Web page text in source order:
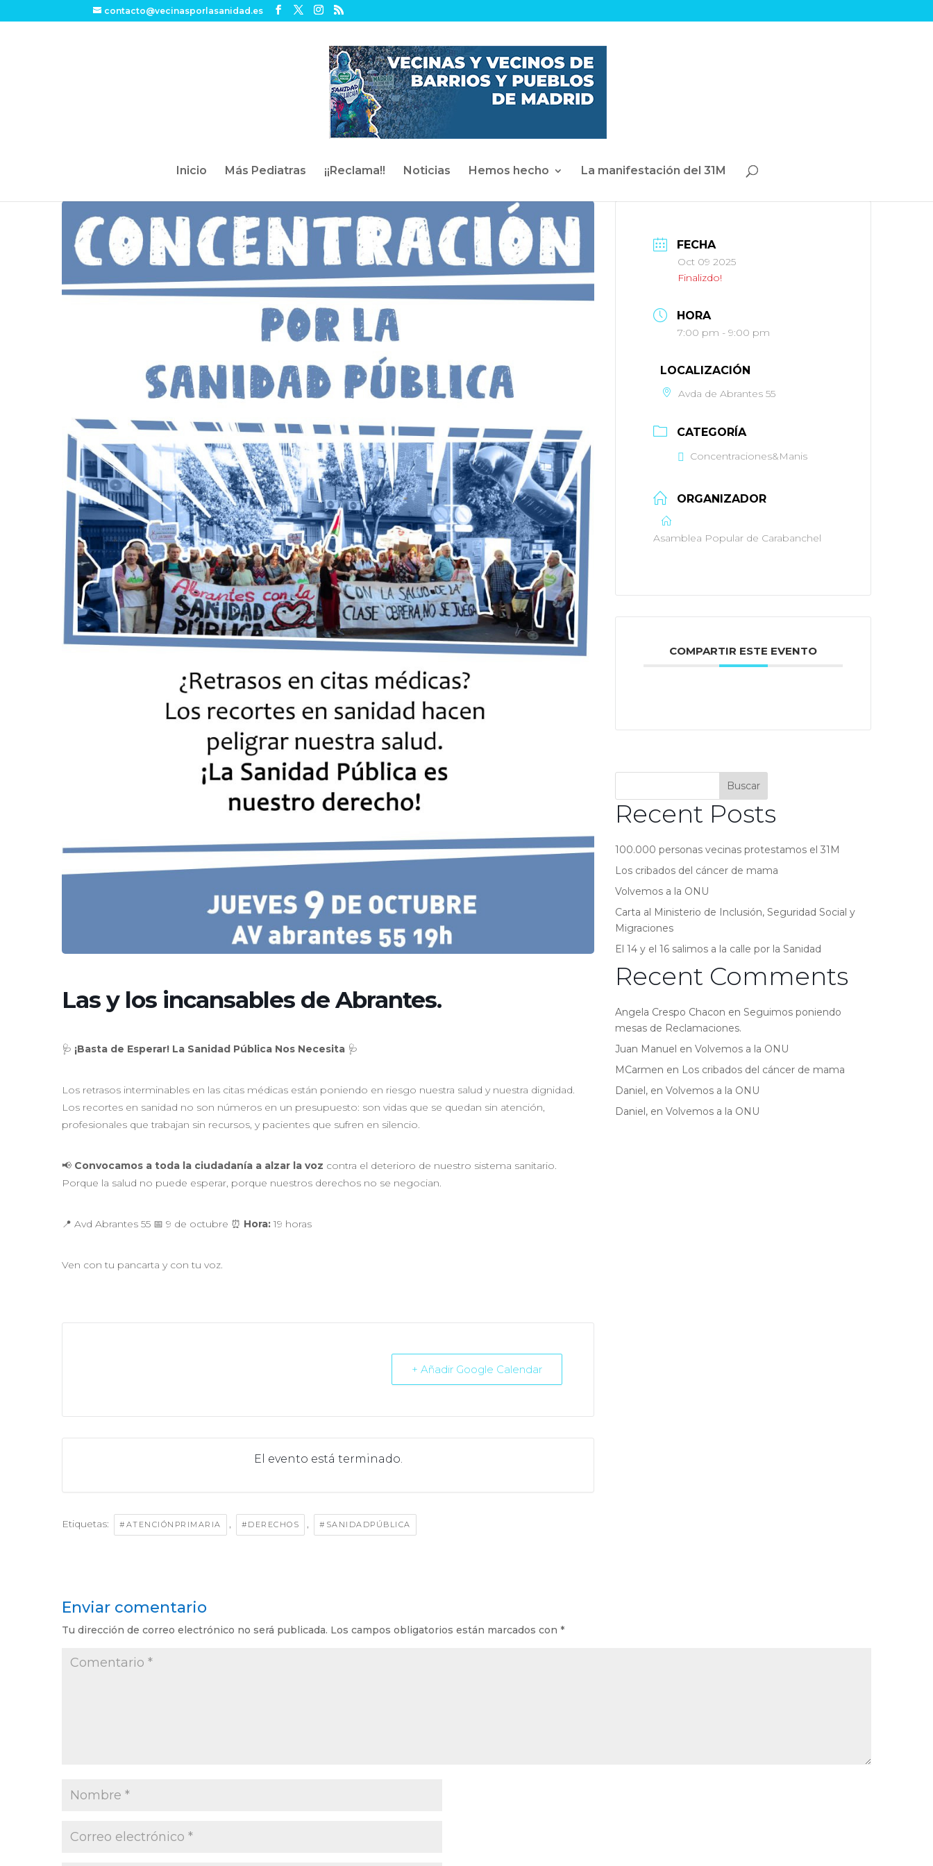
contacto@vecinasporlasanidad.es
Inicio Más Pediatras ¡¡Reclama!! Noticias Hemos hecho La manifestación del 31M
Las y los incansables de Abrantes.
🩺 ¡Basta de Esperar! La Sanidad Pública Nos Necesita 🩺
Los retrasos interminables en las citas médicas están poniendo en riesgo nuestra salud y nuestra dignidad.
Los recortes en sanidad no son números en un presupuesto: son vidas que se quedan sin atención,
profesionales que trabajan sin recursos, y pacientes que sufren en silencio.
📢 Convocamos a toda la ciudadanía a alzar la voz contra el deterioro de nuestro sistema sanitario.
Porque la salud no puede esperar, porque nuestros derechos no se negocian.
📍 Avd Abrantes 55 📅 9 de octubre ⏰ Hora:19 horas
Ven con tu pancarta y con tu voz.
+ Añadir Google Calendar
El evento está terminado.
Etiquetas: #ATENCIÓNPRIMARIA , #DERECHOS , #SANIDADPÚBLICA
FECHA
Oct 09 2025
Finalizdo!
HORA
7:00 pm - 9:00 pm
LOCALIZACIÓN
Avda de Abrantes 55
CATEGORÍA
Concentraciones&Manis
ORGANIZADOR
Asamblea Popular de Carabanchel
COMPARTIR ESTE EVENTO
Buscar
Recent Posts
100.000 personas vecinas protestamos el 31M
Los cribados del cáncer de mama
Volvemos a la ONU
Carta al Ministerio de Inclusión, Seguridad Social y
Migraciones
El 14 y el 16 salimos a la calle por la Sanidad
Recent Comments
Angela Crespo Chacon enSeguimos poniendo
mesas de Reclamaciones.
Juan Manuel enVolvemos a la ONU
MCarmen en Los cribados del cáncer de mama
Daniel, enVolvemos a la ONU
Daniel, enVolvemos a la ONU
Enviar comentario
Tu dirección de correo electrónico no será publicada. Los campos obligatorios están marcados con *